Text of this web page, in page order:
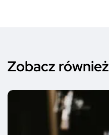
Zobacz również